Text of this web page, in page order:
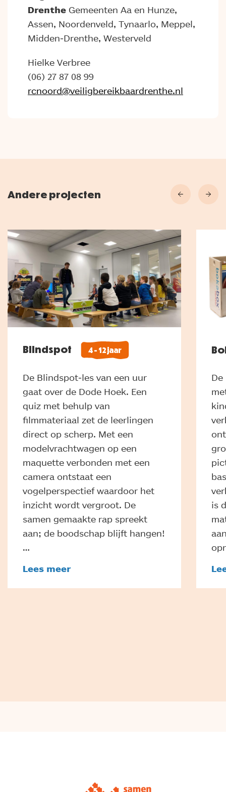
Drenthe Gemeenten Aa en Hunze,
Assen, Noordenveld, Tynaarlo, Meppel,
Midden-Drenthe, Westerveld
Hielke Verbree
(06) 27 87 08 99
rcnoord@veiligbereikbaardrenthe.nl
Andere projecten
Blindspot 4 - 12 jaar
De Blindspot-les van een uur
gaat over de Dode Hoek. Een
quiz met behulp van
filmmateriaal zet de leerlingen
direct op scherp. Met een
modelvrachtwagen op een
maquette verbonden met een
camera ontstaat een
vogelperspectief waardoor het
inzicht wordt vergroot. De
samen gemaakte rap spreekt
aan; de boodschap blijft hangen!
…
Lees meer
De
is